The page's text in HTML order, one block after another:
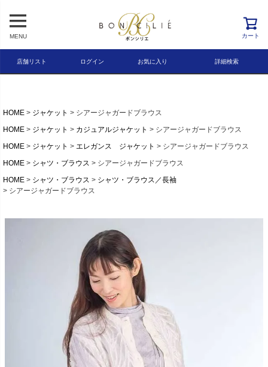
MENU カート
店舗リスト ログイン お気に入り 詳細検索
検索
HOME ジャケット
シアージャガードブラウス
HOME
ジャケット カジュアルジャケット
シアージャガードブラウス
HOME
ジャケット エレガンス ジャケット
シアージャガードブラウス
HOME
シャツ・ブラウス
シアージャガードブラウス
HOME
シャツ・ブラウス
シャツ・ブラウス／長袖
シアージャガードブラウス